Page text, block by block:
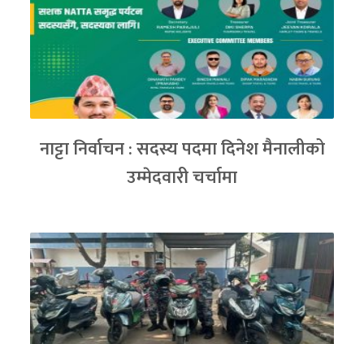
नाट्टा निर्वाचन : सदस्य पदमा दिनेश मैनालीको
उम्मेदवारी चर्चामा